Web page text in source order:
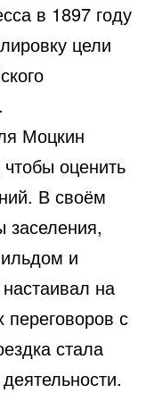
в 1897 году
цели
Моцкин
оценить
В своём
заселения,
и
на
переговоров с
стала